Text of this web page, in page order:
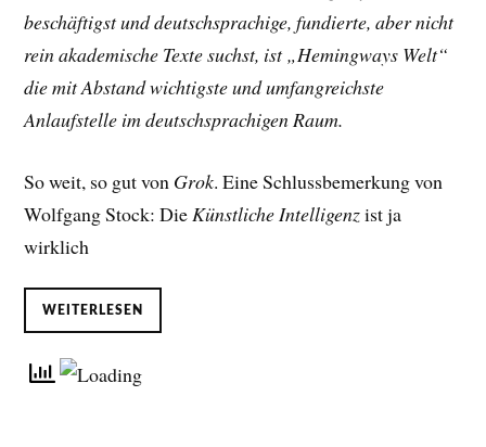
beschäftigst und deutschsprachige, fundierte, aber nicht
rein akademische Texte suchst, ist „Hemingways Welt“
die mit Abstand wichtigste und umfangreichste
Anlaufstelle im deutschsprachigen Raum.
So weit, so gut von Grok. Eine Schlussbemerkung von
Wolfgang Stock: Die Künstliche Intelligenzist ja
wirklich
WEITERLESEN